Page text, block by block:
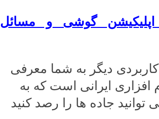
گوشی و مسائل
دیگر به شما معرفی
کرد. همراه 141 نرم افزاری ایرانی است که به
جاده ها را رصد کنید